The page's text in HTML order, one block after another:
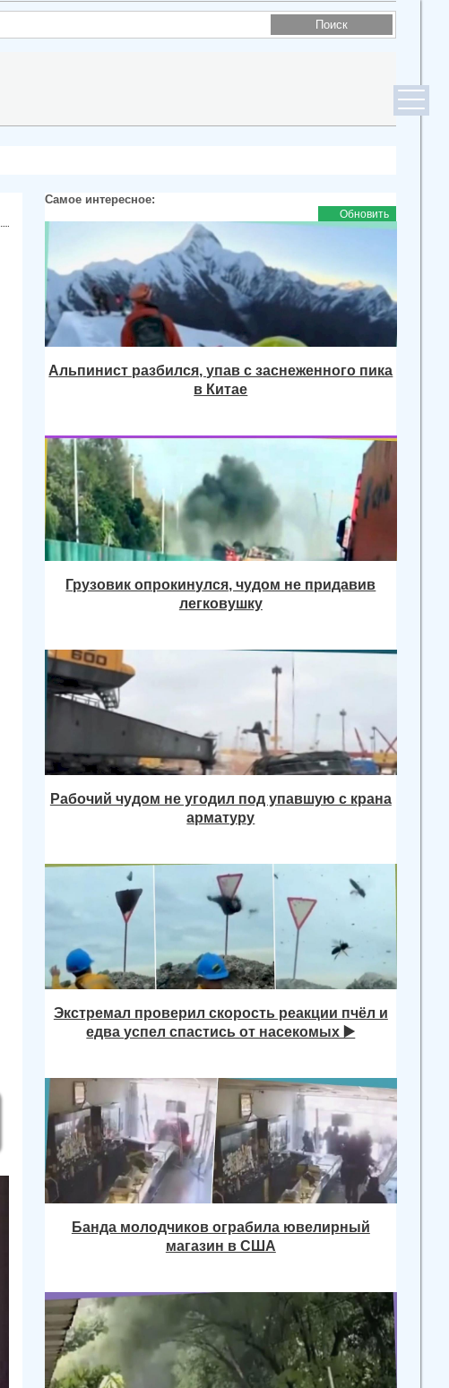
Самое интересное:
Обновить
Альпинист разбился, упав с заснеженного пика
в Китае
Грузовик опрокинулся, чудом не придавив
легковушку
Рабочий чудом не угодил под упавшую с крана
арматуру
Экстремал проверил скорость реакции пчёл и
едва успел спастись от насекомых ▶️
Банда молодчиков ограбила ювелирный
магазин в США